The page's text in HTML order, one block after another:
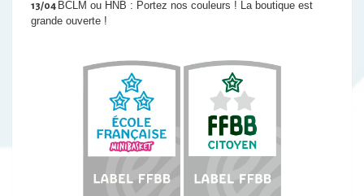
13/04 BCLM ou HNB : Portez nos couleurs ! La boutique est
grande ouverte !